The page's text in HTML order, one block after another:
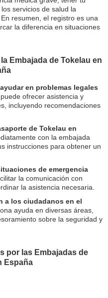
servicios de salud la
resumen, el registro es una
la diferencia en situaciones
Embajada de Tokelau en
en problemas legales
ofrecer asistencia y
incluyendo recomendaciones
de Tokelau en
con la embajada
instrucciones para obtener un
de emergencia
la comunicación con
la asistencia necesaria.
a los ciudadanos en el
ayuda en diversas áreas,
sobre la seguridad y
por las Embajadas de
España